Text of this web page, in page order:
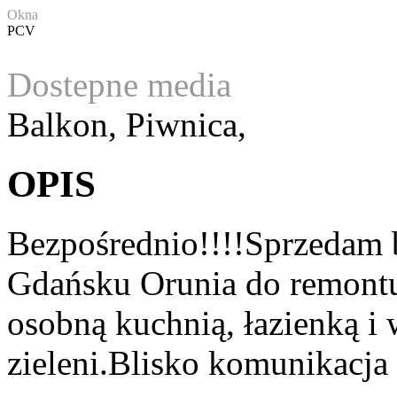
Okna
PCV
Dostepne media
Balkon, Piwnica,
OPIS
Bezpośrednio!!!!Sprzedam
Gdańsku Orunia do
osobną kuchnią, łazienką
zieleni.Blisko komunikacja